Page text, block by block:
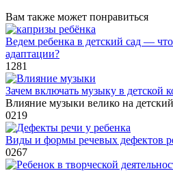
Вам также может понравиться
Ведем ребенка в детский сад —
адаптации?
1 281
Зачем включать музыку в детской
Влияние музыки велико на
0219
Виды и формы речевых дефектов
0267